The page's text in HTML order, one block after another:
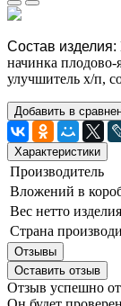
Состав изделия:
начинка
улучшитель х/п,
Добавить в
Характеристики
Производитель
Вложений в
Вес нетто
Страна
Отзывы
Оставить отзыв
Отзыв успешно